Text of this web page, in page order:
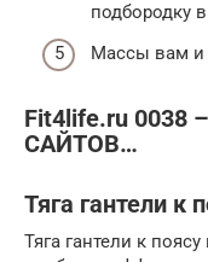
подбородку
Массы вам и
Fit4life.ru 0038
САЙТОВ…
Тяга гантели к
Тяга гантели к